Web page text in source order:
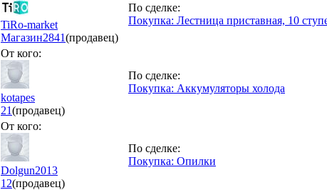
TiRo-market
Магазин2841(продавец)
По сделке:
Покупка: Лестница приставная, 10
От кого:
kotapes
21(продавец)
По сделке:
Покупка: Аккумуляторы холода
От кого:
Dolgun2013
12(продавец)
По сделке:
Покупка: Опилки